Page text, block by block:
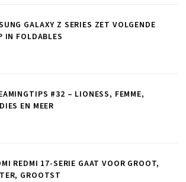
GALAXY Z SERIES ZET VOLGENDE
IN FOLDABLES
#32 – LIONESS, FEMME,
EN MEER
REDMI 17-SERIE GAAT VOOR GROOT,
GROOTST